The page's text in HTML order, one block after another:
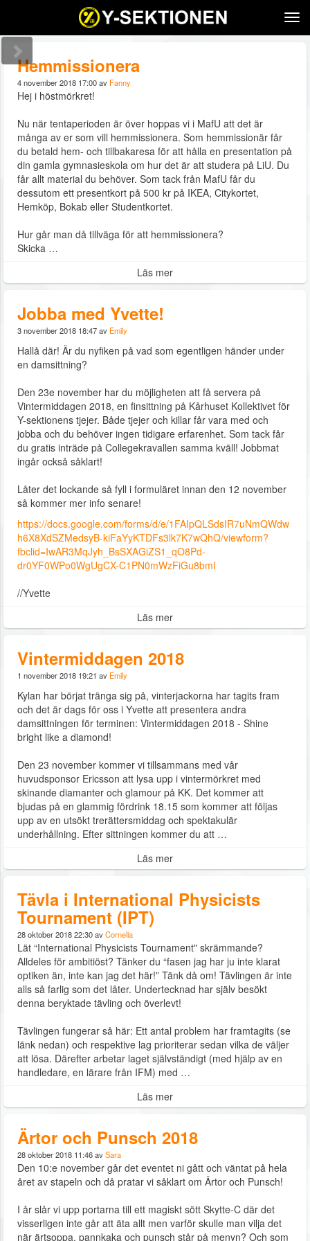
Hemmissionera
4 november 2018 17:00 av Fanny
Hej i höstmörkret!
Nu när tentaperioden är över hoppas vi i MafU att det är
många av er som vill hemmissionera. Som hemmissionär får
du betald hem- och tillbakaresa för att hålla en presentation på
din gamla gymnasieskola om hur det är att studera på LiU. Du
får allt material du behöver. Som tack från MafU får du
dessutom ett presentkort på 500 kr på IKEA, Citykortet,
Hemköp, Bokab eller Studentkortet.
Hur går man då tillväga för att hemmissionera?
Skicka …
Läs mer
Jobba med Yvette!
3 november 2018 18:47 av Emily
Hallå där! Är du nyfiken på vad som egentligen händer under
en damsittning?
Den 23e november har du möjligheten att få servera på
Vintermiddagen 2018, en finsittning på Kårhuset Kollektivet för
Y-sektionens tjejer. Både tjejer och killar får vara med och
jobba och du behöver ingen tidigare erfarenhet. Som tack får
du gratis inträde på Collegekravallen samma kväll! Jobbmat
ingår också såklart!
Låter det lockande så fyll i formuläret innan den 12 november
så kommer mer info senare!
https://docs.google.com/forms/d/e/1FAIpQLSdsIR7uNmQWdw
h6X8XdSZMedsyB-kiFaYyKTDFs3lk7K7wQhQ/viewform?
fbclid=IwAR3MqJyh_BsSXAGiZS1_qO8Pd-
dr0YF0WPo0WgUgCX-C1PN0mWzFiGu8bmI
//Yvette
Läs mer
Vintermiddagen 2018
1 november 2018 19:21 av Emily
Kylan har börjat tränga sig på, vinterjackorna har tagits fram
och det är dags för oss i Yvette att presentera andra
damsittningen för terminen: Vintermiddagen 2018 - Shine
bright like a diamond!
Den 23 november kommer vi tillsammans med vår
huvudsponsor Ericsson att lysa upp i vintermörkret med
skinande diamanter och glamour på KK. Det kommer att
bjudas på en glammig fördrink 18.15 som kommer att följas
upp av en utsökt trerättersmiddag och spektakulär
underhållning. Efter sittningen kommer du att …
Läs mer
Tävla i International Physicists
Tournament (IPT)
28 oktober 2018 22:30 avCornelia
Lät “International Physicists Tournament" skrämmande?
Alldeles för ambitiöst? Tänker du “fasen jag har ju inte klarat
optiken än, inte kan jag det här!” Tänk då om! Tävlingen är inte
alls så farlig som det låter. Undertecknad har själv besökt
denna beryktade tävling och överlevt!
Tävlingen fungerar så här: Ett antal problem har framtagits (se
länk nedan) och respektive lag prioriterar sedan vilka de väljer
att lösa. Därefter arbetar laget självständigt (med hjälp av en
handledare, en lärare från IFM) med …
Läs mer
Ärtor och Punsch 2018
28 oktober 2018 11:46 avSara
Den 10:e november går det eventet ni gått och väntat på hela
året av stapeln och då pratar vi såklart om Ärtor och Punsch!
I år slår vi upp portarna till ett magiskt sött Skytte-C där det
visserligen inte går att äta allt men varför skulle man vilja det
när ärtsoppa, pannkaka och punsch står på menyn? Och som